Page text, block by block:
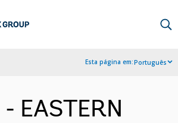
Esta página em:Português
EASTERN